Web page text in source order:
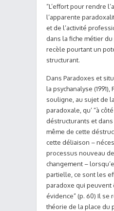
“L’effort pour rendre
l’apparente
et de l’activité
dans la fiche métier du
recèle pourtant un
structurant.
Dans Paradoxes et
la psychanalyse
souligne, au sujet de
paradoxale, qu’ “à
déstructurants et
même de cette
cette déliaison –
processus nouveau
changement –
partielle, ce sont les
paradoxe qui peuvent
évidence” (p. 60) Il se
théorie de la place du